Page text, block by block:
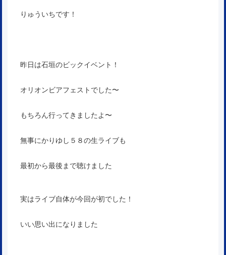
りゅういちです！
昨日は石垣のビックイベント！
オリオンビアフェストでした〜
もちろん行ってきましたよ〜
無事にかりゆし５８の生ライブも
最初から最後まで聴けました
実はライブ自体が今回が初でした！
いい思い出になりました